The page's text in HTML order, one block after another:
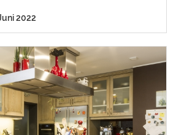
2022